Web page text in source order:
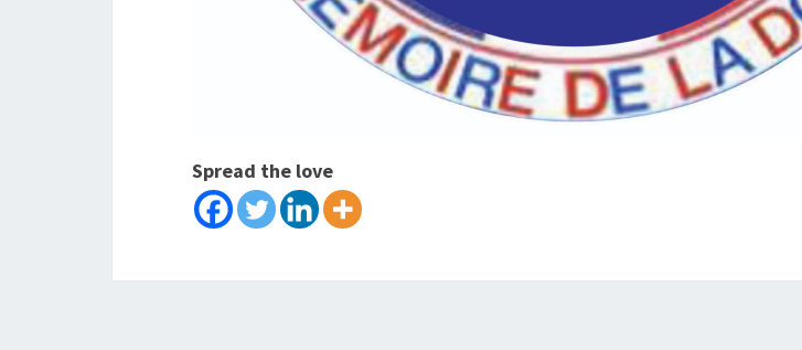
Spread the love